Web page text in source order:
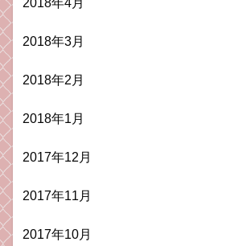
2018年4月
2018年3月
2018年2月
2018年1月
2017年12月
2017年11月
2017年10月